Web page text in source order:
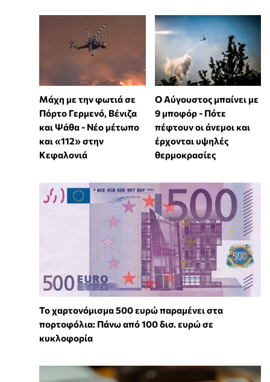
Μάχη με την φωτιά σε
Πόρτο Γερμενό, Βένιζα
και Ψάθα - Νέο μέτωπο
και «112» στην
Κεφαλονιά
Ο Αύγουστος μπαίνει με
9 μποφόρ - Πότε
πέφτουν οι άνεμοι και
έρχονται υψηλές
θερμοκρασίες
Το χαρτονόμισμα 500 ευρώ παραμένει στα
πορτοφόλια: Πάνω από 100 δισ. ευρώ σε
κυκλοφορία